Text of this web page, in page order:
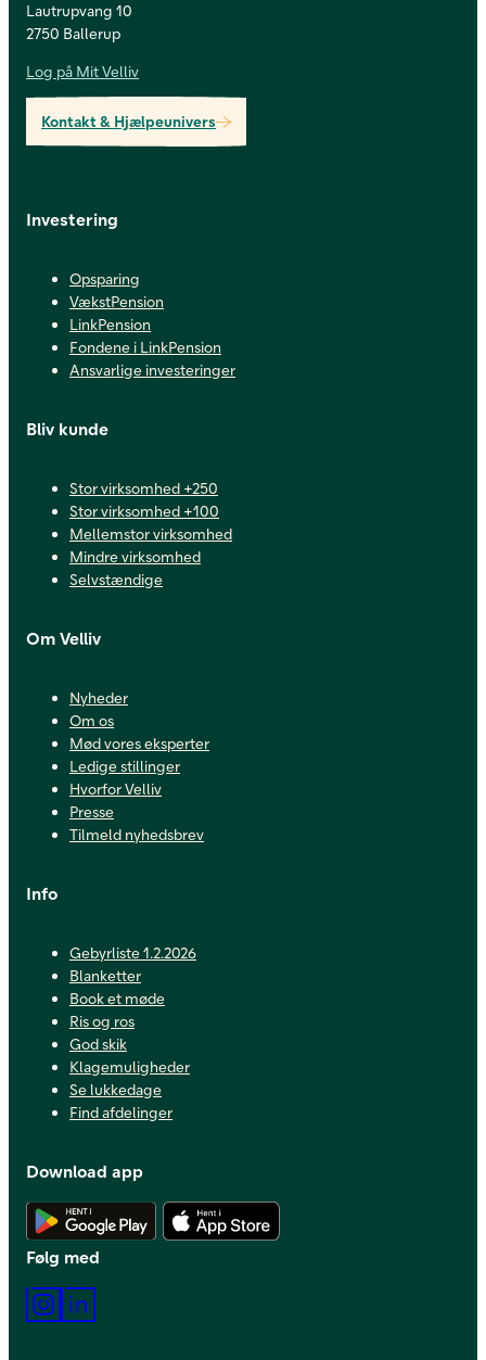
Lautrupvang 10
2750 Ballerup
Log på Mit Velliv
Kontakt & Hjælpeunivers
Investering
Opsparing
VækstPension
LinkPension
Fondene i LinkPension
Ansvarlige investeringer
Bliv kunde
Stor virksomhed +250
Stor virksomhed +100
Mellemstor virksomhed
Mindre virksomhed
Selvstændige
Om Velliv
Nyheder
Om os
Mød vores eksperter
Ledige stillinger
Hvorfor Velliv
Presse
Tilmeld nyhedsbrev
Info
Gebyrliste 1.2.2026
Blanketter
Book et møde
Ris og ros
God skik
Klagemuligheder
Se lukkedage
Find afdelinger
Download app
Hent Android app
Følg med
Instagram